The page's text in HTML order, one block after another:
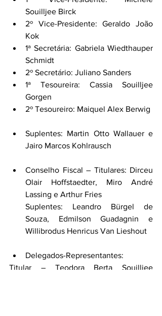
Souilljee Birck
2º Vice-Presidente: Geraldo João
Kok
1ª Secretária: Gabriela Wiedthauper
Schmidt
2º Secretário: Juliano Sanders
1ª Tesoureira: Cassia Souilljee
Gorgen
2º Tesoureiro: Maiquel Alex Berwig
Suplentes: Martin Otto Wallauer e
Jairo Marcos Kohlrausch
Conselho Fiscal – Titulares: Dirceu
Olair Hoffstaedter, Miro André
Lassing e Arthur Fries
Suplentes: Leandro Bürgel de
Souza, Edmilson Guadagnin e
Willibrodus Henricus Van Lieshout
Delegados-Representantes:
Titular – Teodora Berta Souilljee